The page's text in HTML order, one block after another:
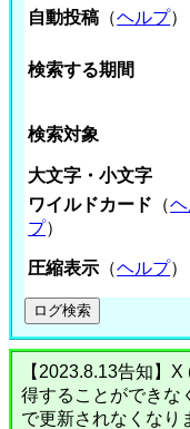
自動投稿 （ヘルプ）
検索する期間
検索対象
大文字・小文字
ワイルドカード （
プ）
圧縮表示 （ヘルプ）
【2023.8.13告知】
得することができな
で更新されなくなり